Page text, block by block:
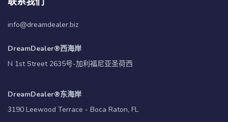
info@dreamdealer.biz
DreamDealer®西海岸
N 1st Street 2635号-加利福尼亚圣荷西
DreamDealer®东海岸
3190 Leewood Terrace - Boca Raton, FL